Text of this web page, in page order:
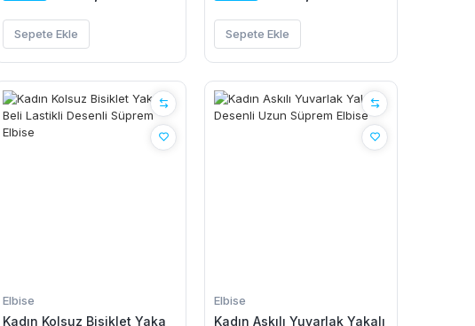
Sepete Ekle Sepete Ekle
Elbise
Kadın Kolsuz Bisiklet Yaka
Elbise
Kadın Askılı Yuvarlak Yakalı